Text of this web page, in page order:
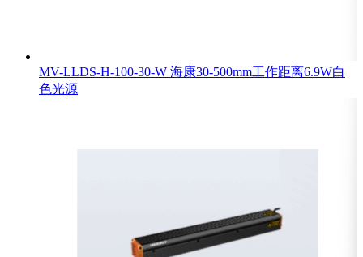
MV-LLDS-H-100-30-W 海康30-500mm工作距离6.9W白
色光源